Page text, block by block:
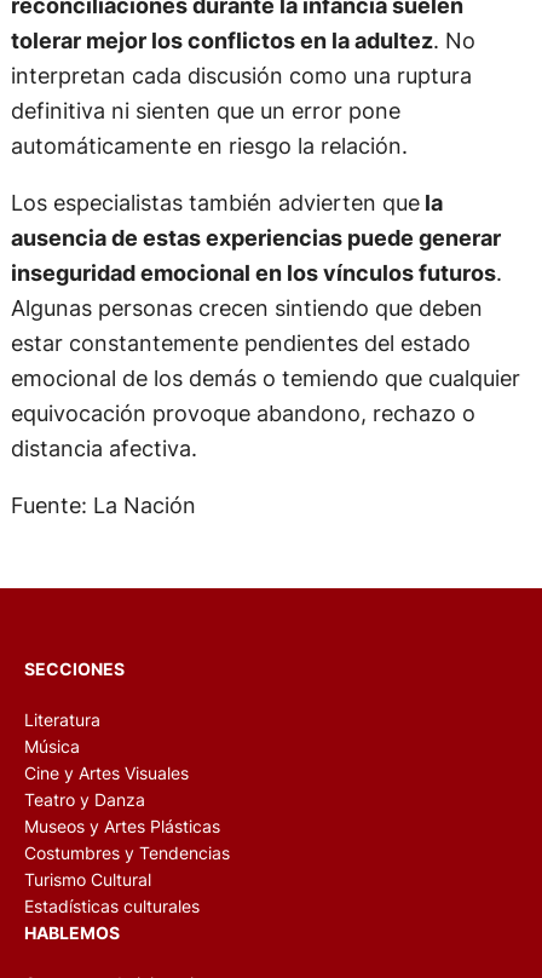
tolerar mejor los conflictos en la adultez. No
interpretan cada discusión como una ruptura
definitiva ni sienten que un error pone
automáticamente en riesgo la relación.
Los especialistas también advierten quela
ausencia de estas experiencias puede generar
inseguridad emocional en los vínculos futuros.
Algunas personas crecen sintiendo que deben
estar constantemente pendientes del estado
emocional de los demás o temiendo que cualquier
equivocación provoque abandono, rechazo o
distancia afectiva.
Fuente: La Nación
SECCIONES
Literatura
Música
Cine y Artes Visuales
Teatro y Danza
Museos y Artes Plásticas
Costumbres y Tendencias
Turismo Cultural
Estadísticas culturales
HABLEMOS